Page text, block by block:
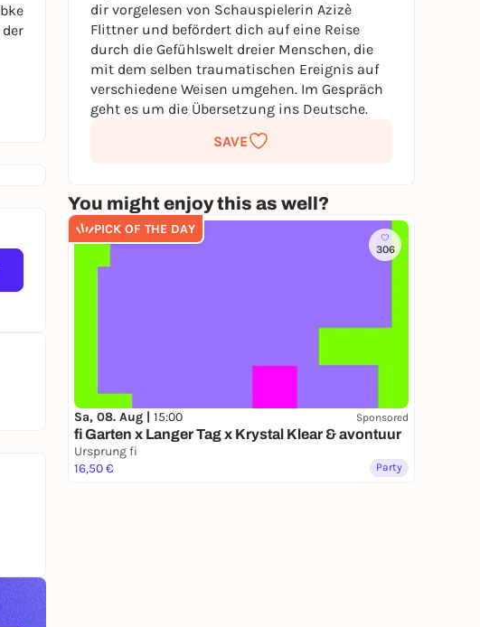
dir vorgelesen von Schauspielerin Azizè
Flittner und befördert dich auf eine Reise
durch die Gefühlswelt dreier Menschen, die
mit dem selben traumatischen Ereignis auf
verschiedene Weisen umgehen. Im Gespräch
geht es um die Übersetzung ins Deutsche.
SAVE
You might enjoy this as well?
PICK OF THE DAY
306
Sa, 08. Aug | 15:00 Sponsored
fi Garten x Langer Tag x Krystal Klear & avontuur
Ursprung fi
16,50 €
Party